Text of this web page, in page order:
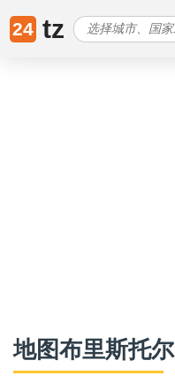
24 tz
地图布里斯托尔